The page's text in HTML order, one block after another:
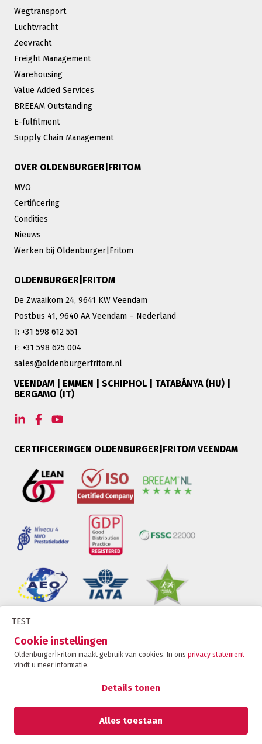
TEST
Cookie instellingen
Oldenburger|Fritom maakt gebruik van cookies. In onsprivacy statement
vindt u meer informatie.
Details tonen
Alles toestaan
Wegtransport
Luchtvracht
Zeevracht
Freight Management
Warehousing
Value Added Services
BREEAM Outstanding
E-fulfilment
Supply Chain Management
OVER OLDENBURGER|FRITOM
MVO
Certificering
Condities
Nieuws
Werken bij Oldenburger|Fritom
OLDENBURGER|FRITOM
De Zwaaikom 24, 9641 KW Veendam
Postbus 41, 9640 AA Veendam – Nederland
T: +31 598 612 551
F: +31 598 625 004
sales@oldenburgerfritom.nl
VEENDAM | EMMEN | SCHIPHOL | TATABÁNYA (HU) |
BERGAMO (IT)
CERTIFICERINGEN OLDENBURGER|FRITOM VEENDAM
Oldenburger|Fritom is onderdeel van de Fritom
Group
Privacy statement